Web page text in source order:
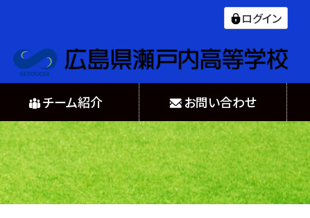
ログイン
チーム紹介 お問い合わせ